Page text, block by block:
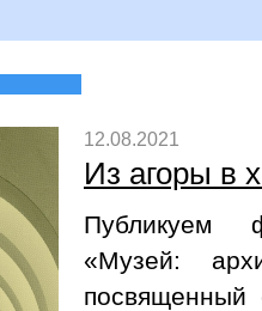
12.08.2021
Из агоры в
Публикуем
«Музей: